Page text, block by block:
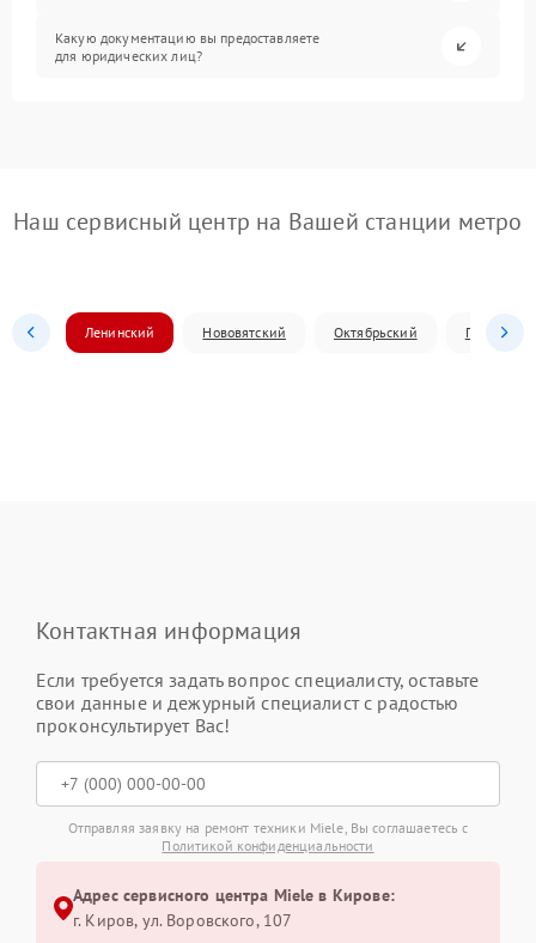
Какую документацию вы предоставляете
для юридических лиц?
Наш сервисный центр на Вашей станции метро
Ленинский Нововятский Октябрьский
Контактная информация
Если требуется задать вопрос специалисту, оставьте
свои данные и дежурный специалист с радостью
проконсультирует Вас!
Отправляя заявку на ремонт техники Miele, Вы соглашаетесь с
Политикой конфиденциальности
Адрес сервисного центра Miele в Кирове:
г. Киров, ул. Воровского, 107